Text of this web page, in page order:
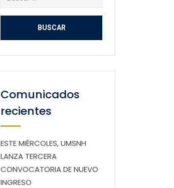
Comunicados
recientes
ESTE MIÉRCOLES, UMSNH
LANZA TERCERA
CONVOCATORIA DE NUEVO
INGRESO